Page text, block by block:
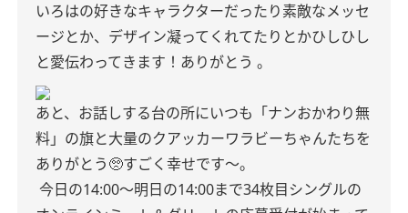
いろはの好きなキャラクターだったり素敵なメッセ
ージとか、デザイン凝ってくれてたりとかひしひし
と愛伝わってきます！ありがとう 。
あと、お話しする台の所にいつも「ナンおかわり無
料」の旗と大量のクアッカーワラビーちゃんたちを
ありがとう🥺すごく幸せです〜。
今日の14:00〜明日の14:00まで34枚目シングルの